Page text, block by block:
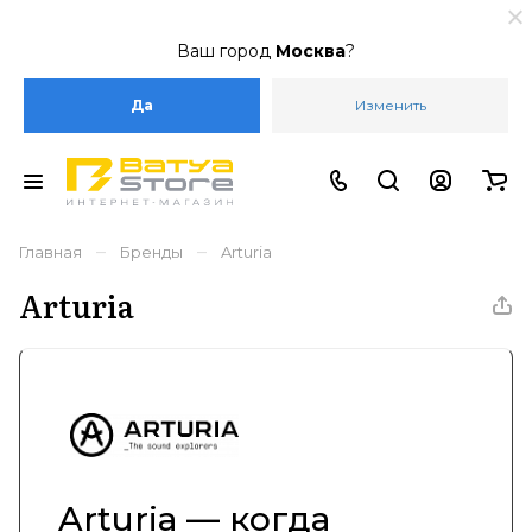
Ваш город Москва?
Да Изменить
Главная – Бренды – Arturia
Arturia
Arturia — когда